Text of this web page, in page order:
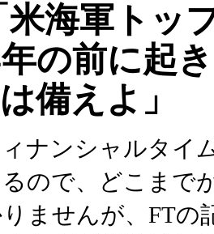
海軍トッ
の前に起
備えよ」
ンシャルタイム
ので、どこまで
ませんが、FTの